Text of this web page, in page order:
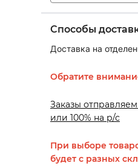
Способы
Доставка на
Обратите
Заказы
или 100% на р/с
При выборе
будет с разных